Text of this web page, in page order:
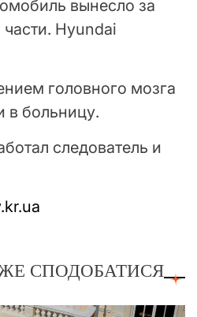
вынесло за
Hyundai
головного мозга
в больницу.
следователь и
СПОДОБАТИСЯ